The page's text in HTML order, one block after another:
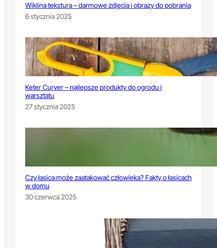
Wiklina tekstura – darmowe zdjęcia i obrazy do pobrania
6 stycznia 2025
Keter Curver – najlepsze produkty do ogrodu i
warsztatu
27 stycznia 2025
Czy łasica może zaatakować człowieka? Fakty o łasicach
w domu
30 czerwca 2025